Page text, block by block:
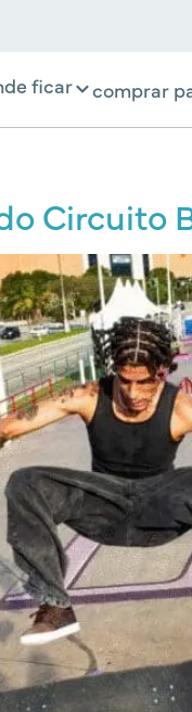
ficar comprar
Circuito